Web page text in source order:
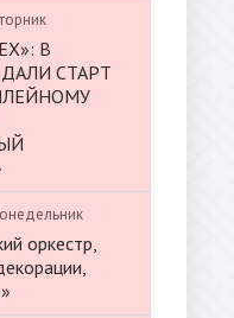
В
СТАРТ
оркестр,